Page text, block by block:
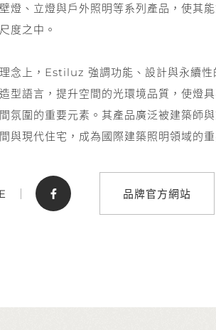
燈、立燈與戶外照明等系列產品，使其
度之中。
念上，Estiluz 強調功能、設計與永續性
型語言，提升空間的光環境品質，使燈
氛圍的重要元素。其產品廣泛被建築師
與現代住宅，成為國際建築照明領域的重
品牌官方網站